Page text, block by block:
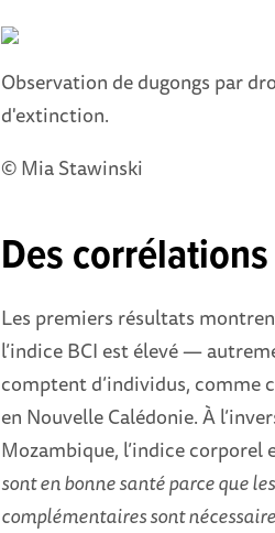
Observation de dugongs par
d'extinction.
© Mia Stawinski
Des
Les premiers résultats
l’indice BCI est élevé —
comptent d’individus, comme
en Nouvelle Calédonie. À
Mozambique, l’indice corporel
sont en bonne santé parce que
complémentaires sont